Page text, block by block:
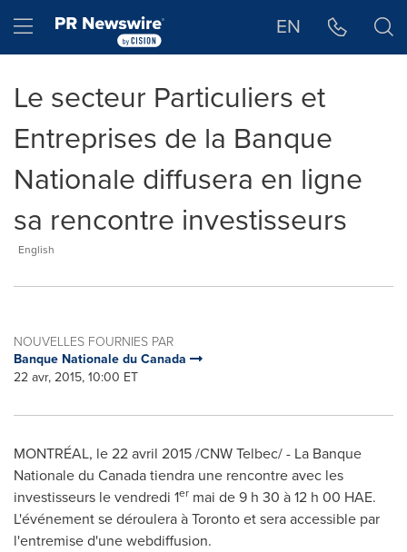
Hamburger menu EN
Le secteur Particuliers et
Entreprises de la Banque
Nationale diffusera en ligne
sa rencontre investisseurs
English
NOUVELLES FOURNIES PAR
Banque Nationale du Canada
22 avr, 2015, 10:00 ET
MONTRÉAL, le 22 avril 2015 /CNW Telbec/ - La Banque
Nationale du Canadatiendra une rencontre avec les
investisseurs le vendredi 1er mai de 9 h 30 à 12 h 00 HAE.
L'événement se déroulera àTorontoet sera accessible par
l'entremise d'une webdiffusion.